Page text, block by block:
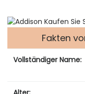
Fakten
Vollständiger Name: